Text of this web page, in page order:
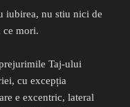
iubirea, nu stiu nici de
ce mori.
Taj-ului
cu excepția
e excentric, lateral